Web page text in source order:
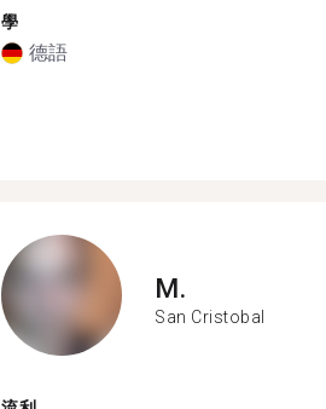
學
德語
M.
San Cristobal